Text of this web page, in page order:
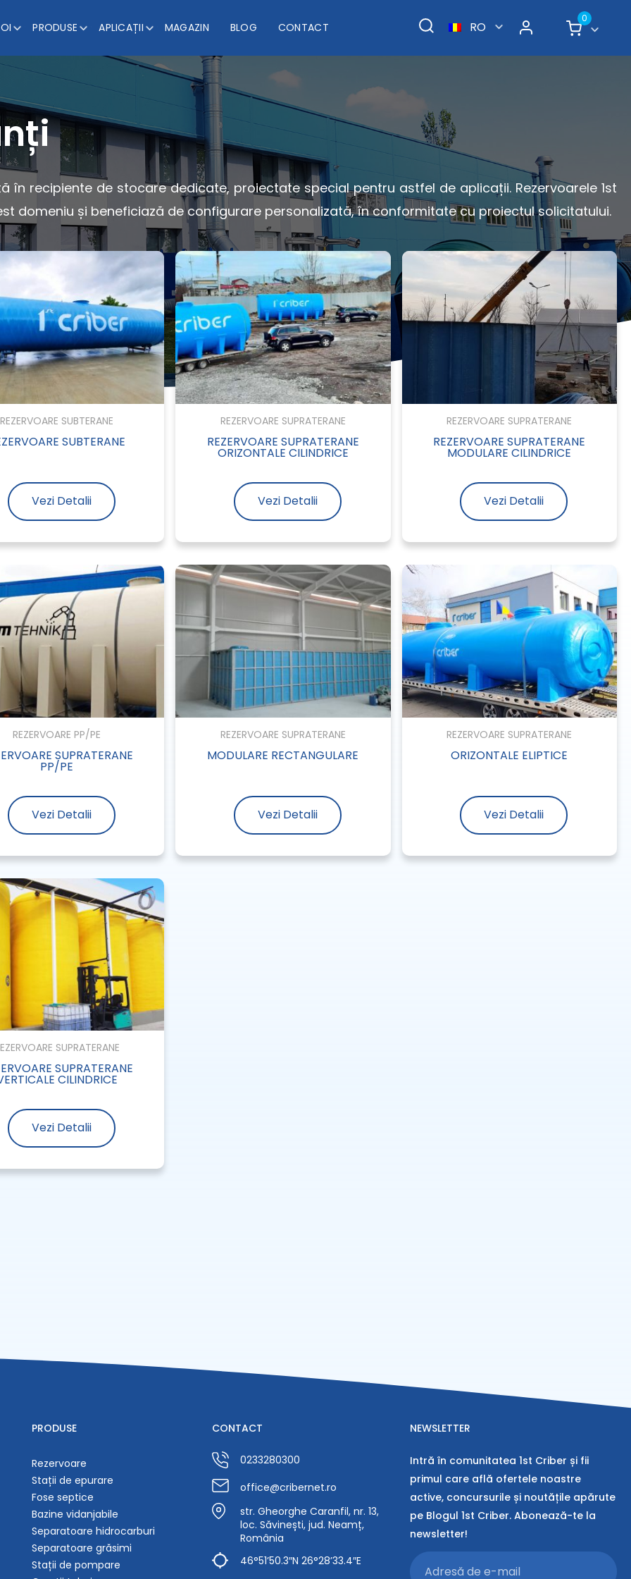
PRODUSE APLICAȚII MAGAZIN BLOG CONTACT RO
0
în recipiente de stocare dedicate, proiectate special pentru astfel de aplicații. Rezervoarele 1st
domeniu și beneficiază de configurare personalizată, în conformitate cu proiectul solicitatului.
REZERVOARE SUBTERANE
SUBTERANE
Vezi Detalii
REZERVOARE SUPRATERANE
REZERVOARE SUPRATERANE
ORIZONTALE CILINDRICE
Vezi Detalii
REZERVOARE SUPRATERANE
REZERVOARE SUPRATERANE
MODULARE CILINDRICE
Vezi Detalii
REZERVOARE PP/PE
SUPRATERANE
PP/PE
Vezi Detalii
REZERVOARE SUPRATERANE
MODULARE RECTANGULARE
Vezi Detalii
REZERVOARE SUPRATERANE
ORIZONTALE ELIPTICE
Vezi Detalii
SUPRATERANE
SUPRATERANE
CILINDRICE
Vezi Detalii
PRODUSE
Rezervoare
Stații de epurare
Fose septice
Bazine vidanjabile
Separatoare hidrocarburi
Separatoare grăsimi
Stații de pompare
CONTACT
0233280300
office@cribernet.ro
str. Gheorghe Caranfil, nr. 13,
loc. Săvinești, jud. Neamț,
România
46°51’50.3″N 26°28’33.4″E
NEWSLETTER
Intră în comunitatea 1st Criber și fii
primul care află ofertele noastre
active, concursurile și noutățile apărute
pe Blogul 1st Criber. Abonează-te la
newsletter!